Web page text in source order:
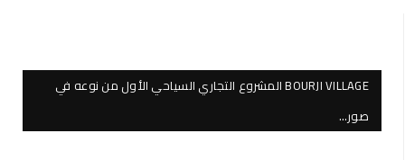
BOURJI VILLAGE المشروع التجاري السياحي الأول من نوعه في
صور…